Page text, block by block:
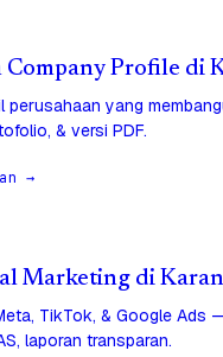
Company Profile di
perusahaan yang
& versi PDF.
→
Marketing di
TikTok, & Google Ads
laporan transparan.